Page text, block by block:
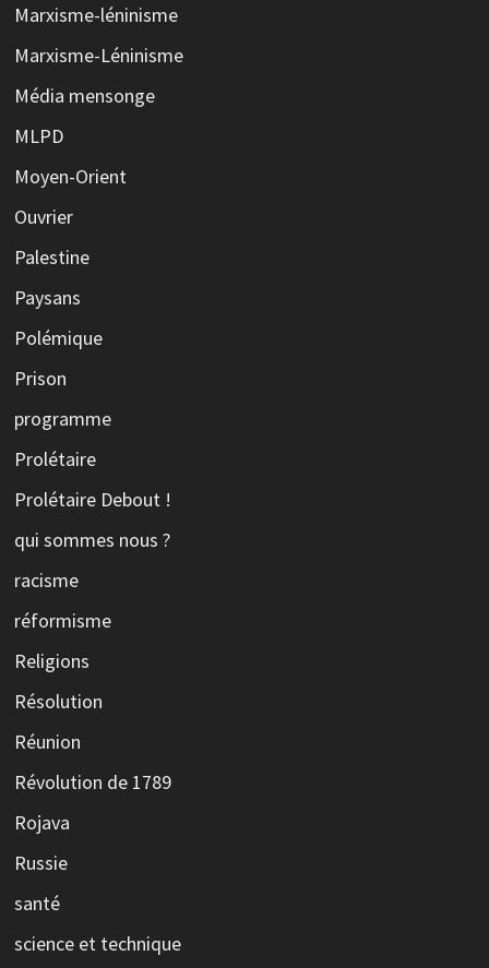
Marxisme-léninisme
Marxisme-Léninisme
Média mensonge
MLPD
Moyen-Orient
Ouvrier
Palestine
Paysans
Polémique
Prison
programme
Prolétaire
Prolétaire Debout !
qui sommes nous ?
racisme
réformisme
Religions
Résolution
Réunion
Révolution de 1789
Rojava
Russie
santé
science et technique